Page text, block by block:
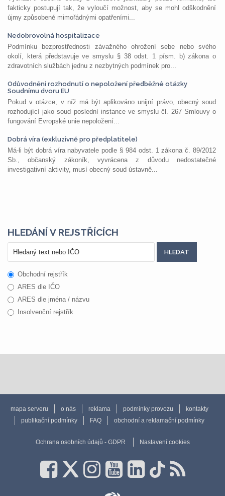
fakticky postupují tak, že vyloučí možnost, aby se mohl odškodnění
újmy způsobené mimořádnými opatřeními...
Nedobrovolná hospitalizace
Podmínku bezprostřednosti závažného ohrožení sebe nebo svého
okolí, která představuje ve smyslu § 38 odst. 1 písm. b) zákona o
zdravotních službách jednu z nezbytných podmínek pro...
Odůvodnění rozhodnutí o nepoložení předběžné otázky
Soudnímu dvoru EU
Pokud v otázce, v níž má být aplikováno unijní právo, obecný soud
rozhodující jako soud poslední instance ve smyslu čl. 267 Smlouvy o
fungování Evropské unie nepoložení...
Dobrá víra (exkluzivně pro předplatitele)
Má-li být dobrá víra nabyvatele podle § 984 odst. 1 zákona č. 89/2012
Sb., občanský zákoník, vyvrácena z důvodu nedostatečné
investigativní aktivity, musí obecný soud ústavně...
HLEDÁNÍ V REJSTŘÍCÍCH
Obchodní rejstřík
ARES dle IČO
ARES dle jména / názvu
Insolvenční rejstřík
mapa serveru o nás reklama podmínky provozu
kontakty
publikační podmínky
FAQ obchodní a reklamační podmínky
Ochrana osobních údajů - GDPR Nastavení cookies